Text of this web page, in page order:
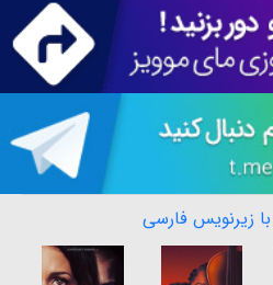
با زیرنویس فارسی